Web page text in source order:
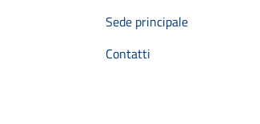
Sede principale
Contatti